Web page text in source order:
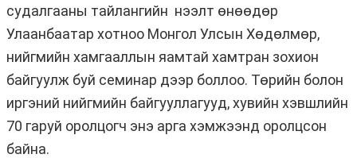
судалгааны тайлангийн нээлт өнөөдөр
Улаанбаатар хотноо Монгол Улсын Хөдөлмөр,
нийгмийн хамгааллын яамтай хамтран зохион
байгуулж буй семинар дээр боллоо. Төрийн болон
иргэний нийгмийн байгууллагууд, хувийн хэвшлийн
70 гаруй оролцогч энэ арга хэмжээнд оролцсон
байна.